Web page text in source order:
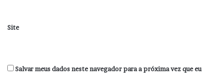
Site
Salvar meus dados neste navegador para a próxima vez que eu